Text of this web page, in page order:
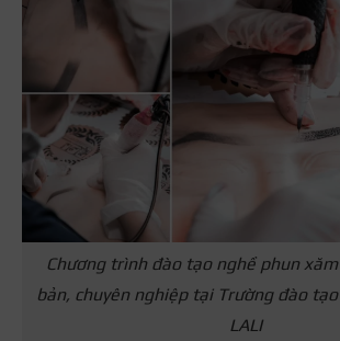
Chương trình đào tạo nghề phun
bản, chuyên nghiệp tại Trường đào
LALI